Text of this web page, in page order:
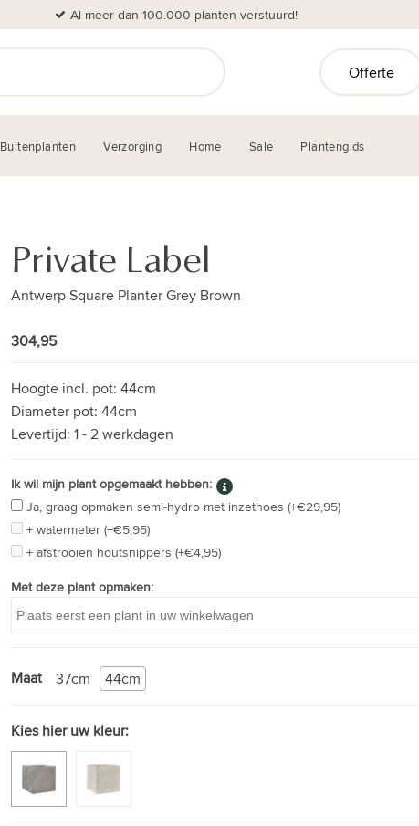
Al meer dan 100.000 planten verstuurd!
Offerte
Buitenplanten Verzorging Home Sale Plantengids
Private Label
Antwerp Square Planter Grey Brown
304,95
Hoogte incl. pot: 44cm
Diameter pot: 44cm
Levertijd: 1 - 2 werkdagen
Ik wil mijn plant opgemaakt hebben:
Ja, graag opmaken semi-hydro met inzethoes (+€29,95)
+ watermeter (+€5,95)
+ afstrooien houtsnippers (+€4,95)
Met deze plant opmaken:
Maat 37cm 44cm
Kies hier uw kleur: